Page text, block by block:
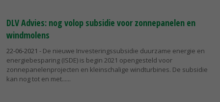
DLV Advies: nog volop subsidie voor zonnepanelen en
windmolens
22-06-2021 - De nieuwe Investeringssubsidie duurzame energie en
energiebesparing (ISDE) is begin 2021 opengesteld voor
zonnepanelenprojecten en kleinschalige windturbines. De subsidie
kan nog tot en met...